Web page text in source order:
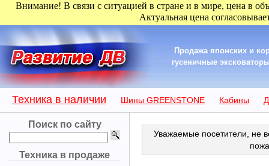
Внимание! В связи с ситуацией в стране и в мире, цена в
Актуальная цена
Продажа японских и
гусеничные
Техника в наличии Шины GREENSTONE Кабины
Поиск по сайту
Техника в продаже
Уважаемые посетители, не